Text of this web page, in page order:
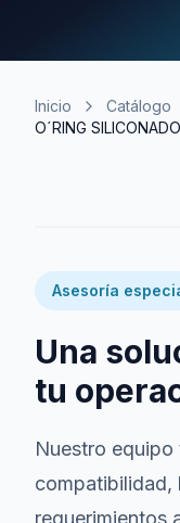
Inicio Catálogo
O´RING
Asesoría
Una
tu
Nuestro equipo
compatibilidad,
requerimientos